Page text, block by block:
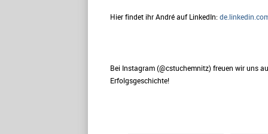
Hier findet ihr André auf LinkedIn:
Bei Instagram (@cstuchemnitz) freuen wir uns
Erfolgsgeschichte!